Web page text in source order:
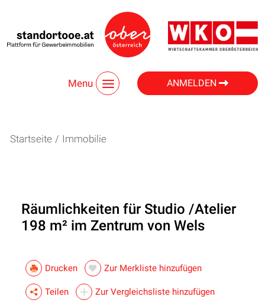
Menu ANMELDEN
Startseite / Immobilie
Räumlichkeiten für Studio /Atelier
198 m² im Zentrum von Wels
Drucken Zur Merkliste hinzufügen
Teilen Zur Vergleichsliste hinzufügen